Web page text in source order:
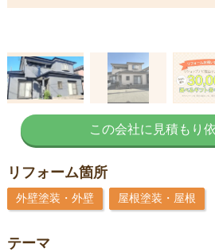
この会社に見積もり
リフォーム箇所
外壁塗装・外壁 屋根塗装・屋根
テーマ